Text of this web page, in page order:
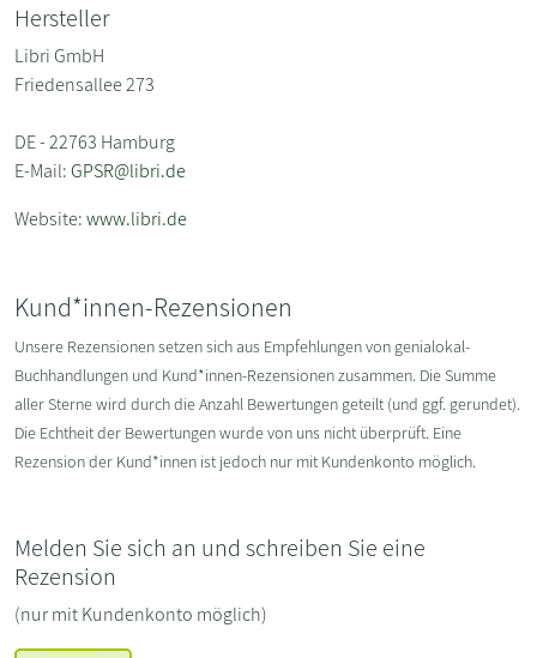
Hersteller
Libri GmbH
Friedensallee 273
DE - 22763 Hamburg
E-Mail:GPSR@libri.de
Website:www.libri.de
Kund*innen-Rezensionen
Unsere Rezensionen setzen sich aus Empfehlungen von genialokal-
Buchhandlungen und Kund*innen-Rezensionen zusammen. Die Summe
aller Sterne wird durch die Anzahl Bewertungen geteilt (und ggf. gerundet).
Die Echtheit der Bewertungen wurde von uns nicht überprüft. Eine
Rezension der Kund*innen ist jedoch nur mit Kundenkonto möglich.
Melden Sie sich an und schreiben Sie eine
Rezension
(nur mit Kundenkonto möglich)